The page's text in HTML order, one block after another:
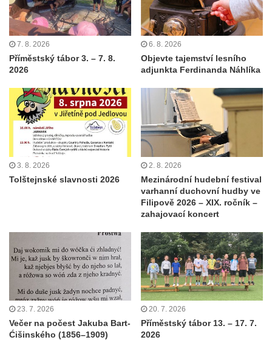
7. 8. 2026
Příměstský tábor 3. – 7. 8.
2026
6. 8. 2026
Objevte tajemství lesního
adjunkta Ferdinanda Náhlíka
3. 8. 2026
Tolštejnské slavnosti 2026
2. 8. 2026
Mezinárodní hudební festival
varhanní duchovní hudby ve
Filipově 2026 – XIX. ročník –
zahajovací koncert
23. 7. 2026
Večer na počest Jakuba Bart-
Ćišinského (1856–1909)
20. 7. 2026
Příměstský tábor 13. – 17. 7.
2026